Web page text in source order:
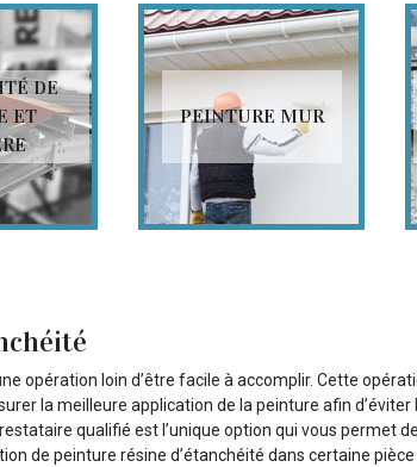
DE
ET
PEINTURE MUR
opération loin d’être facile à accomplir. Cette
la meilleure application de la peinture afin d’éviter
qualifié est l’unique option qui vous permet
de peinture résine d’étanchéité dans certaine